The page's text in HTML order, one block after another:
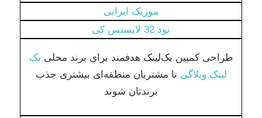
موزیک ایرانی
نود 32 لایسنس کی
طراحی کمپین بک‌لینک هدفمند برای برند محلی بک
لینک وبلاگی تا مشتریان منطقه‌ای بیشتری جذب
برندتان شوند